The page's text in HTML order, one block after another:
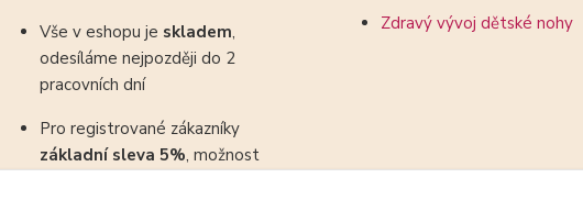
Vše v eshopu je skladem,
odesíláme nejpozději do 2
pracovních dní
Pro registrované zákazníky
základní sleva 5%, možnost
Zdravý vývoj dětské nohy